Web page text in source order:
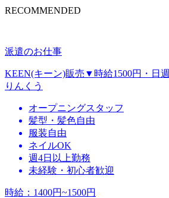
RECOMMENDED
派遣のお仕事
KEEN(キーン)販売▼時給1500円・日
りんくう
オープニングスタッフ
髪型・髪色自由
服装自由
ネイルOK
週4日以上勤務
未経験・初心者歓迎
時給 ： 1400円~1500円